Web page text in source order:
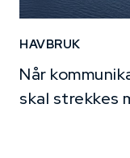
HAVBRUK
Når
skal strekkes